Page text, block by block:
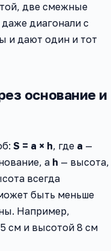
две смежные
диагонали с
и дают один и тот
основание и
S = a × h, где a —
а h — высота,
всегда
быть меньше
Например,
см и высотой 8 см